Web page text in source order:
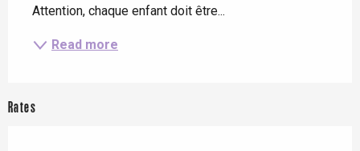
Attention, chaque enfant doit être...
Read more
Rates